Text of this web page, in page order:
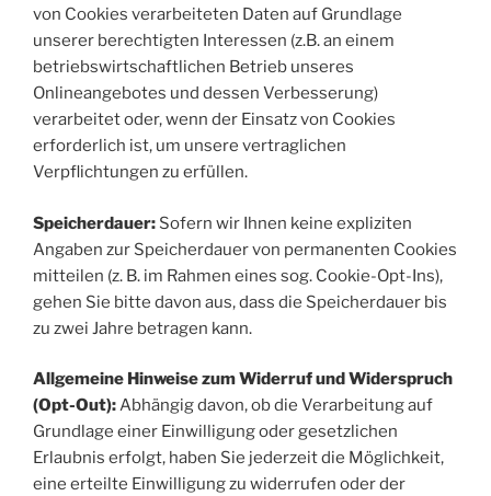
von Cookies verarbeiteten Daten auf Grundlage
unserer berechtigten Interessen (z.B. an einem
betriebswirtschaftlichen Betrieb unseres
Onlineangebotes und dessen Verbesserung)
verarbeitet oder, wenn der Einsatz von Cookies
erforderlich ist, um unsere vertraglichen
Verpflichtungen zu erfüllen.
Speicherdauer: Sofern wir Ihnen keine expliziten
Angaben zur Speicherdauer von permanenten Cookies
mitteilen (z. B. im Rahmen eines sog. Cookie-Opt-Ins),
gehen Sie bitte davon aus, dass die Speicherdauer bis
zu zwei Jahre betragen kann.
Allgemeine Hinweise zum Widerruf und Widerspruch
(Opt-Out):Abhängig davon, ob die Verarbeitung auf
Grundlage einer Einwilligung oder gesetzlichen
Erlaubnis erfolgt, haben Sie jederzeit die Möglichkeit,
eine erteilte Einwilligung zu widerrufen oder der